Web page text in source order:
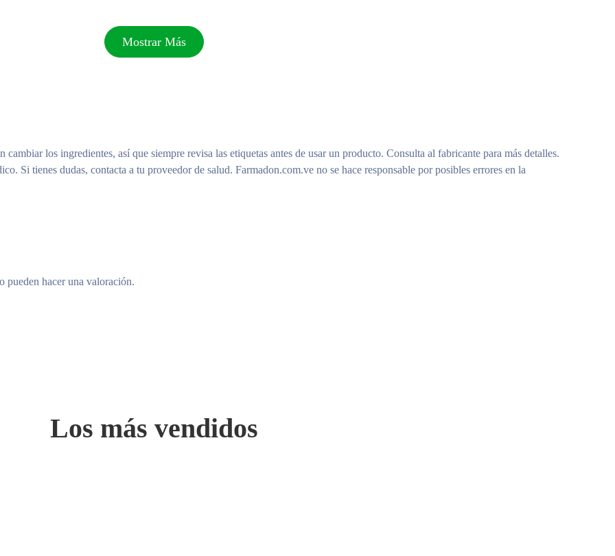
extracto de fruta de Ficus Carica (higo), extracto de fruta de Citrus Limon (limón), extracto de fruta de Ananas Sativus (piña),
estearílico, alcohol araquidílico, carbómero, arginina, copolímero de acrilato de sodio/acriloildimetiltaurato de sodio, polímero
piridoxina HCl, hidroxipropil guar, alcohol cetílico, polisorbato 80, flor de Melia Azadirachta. Extracto, extracto de
Mostrar Más
cambiar los ingredientes, así que siempre revisa las etiquetas antes de usar un producto. Consulta al fabricante para más detalles.
Si tienes dudas, contacta a tu proveedor de salud. Farmadon.com.ve no se hace responsable por posibles errores en la
pueden hacer una valoración.
Los más vendidos